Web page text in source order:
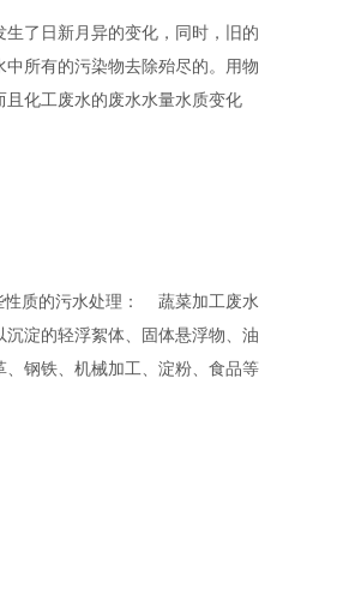
了日新月异的变化，同时，旧的
所有的污染物去除殆尽的。用物
化工废水的废水水量水质变化
性质的污水处理： 蔬菜加工废水
淀的轻浮絮体、固体悬浮物、油
钢铁、机械加工、淀粉、食品等